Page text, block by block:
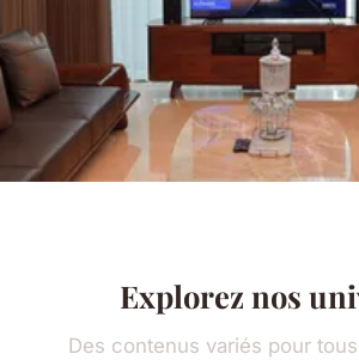
Explorez nos
Des contenus variés pour